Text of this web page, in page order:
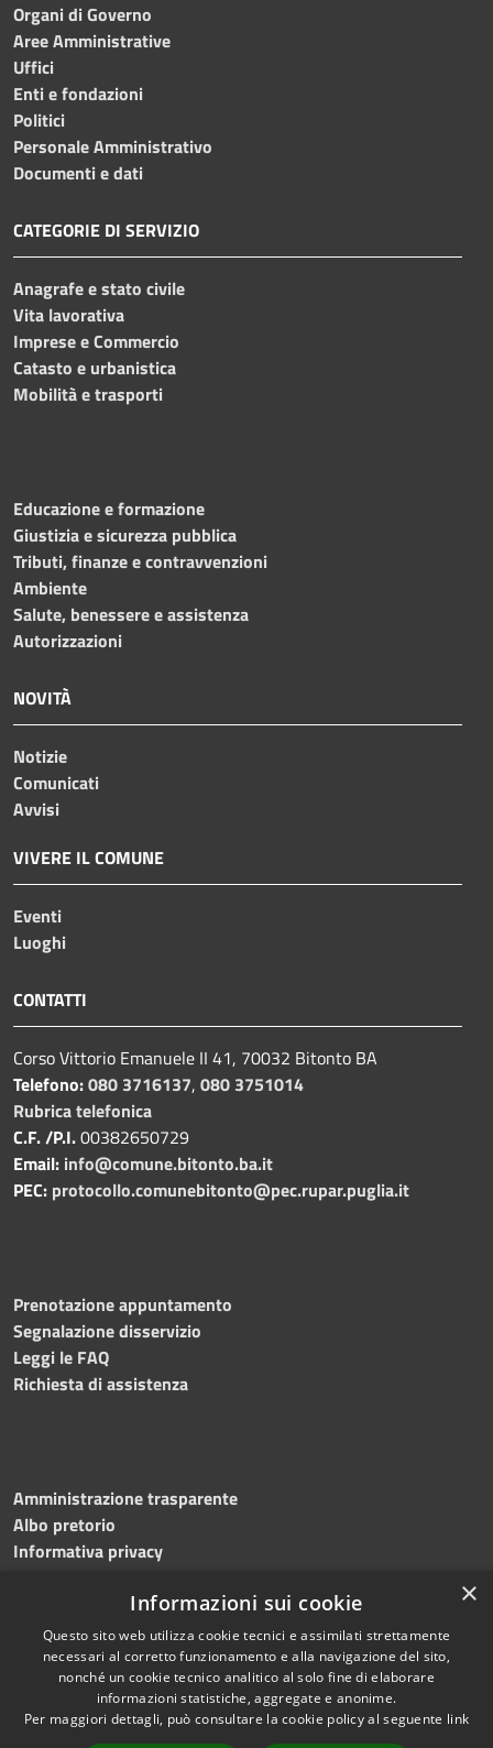
Organi di Governo
Aree Amministrative
Uffici
Enti e fondazioni
Politici
Personale Amministrativo
Documenti e dati
CATEGORIE DI SERVIZIO
Anagrafe e stato civile
Vita lavorativa
Imprese e Commercio
Catasto e urbanistica
Mobilità e trasporti
Educazione e formazione
Giustizia e sicurezza pubblica
Tributi, finanze e contravvenzioni
Ambiente
Salute, benessere e assistenza
Autorizzazioni
NOVITÀ
Notizie
Comunicati
Avvisi
VIVERE IL COMUNE
Eventi
Luoghi
CONTATTI
Corso Vittorio Emanuele II 41, 70032 Bitonto BA
Telefono:080 3716137, 080 3751014
Rubrica telefonica
C.F. /P.I.00382650729
Email: info@comune.bitonto.ba.it
PEC: protocollo.comunebitonto@pec.rupar.puglia.it
Prenotazione appuntamento
Segnalazione disservizio
Leggi le FAQ
Richiesta di assistenza
Amministrazione trasparente
Albo pretorio
Informativa privacy
Dichiarazione di accessibilità Meccanismo di feedback
RSS
Copyright © 2026 • Comune di
×
Informazioni sui cookie
Questo sito web utilizza cookie tecnici e assimilati strettamente
necessari al corretto funzionamento e alla navigazione del sito,
nonché un cookie tecnico analitico al solo fine di elaborare
informazioni statistiche, aggregate e anonime.
Per maggiori dettagli, può consultare la cookie policy al seguente link